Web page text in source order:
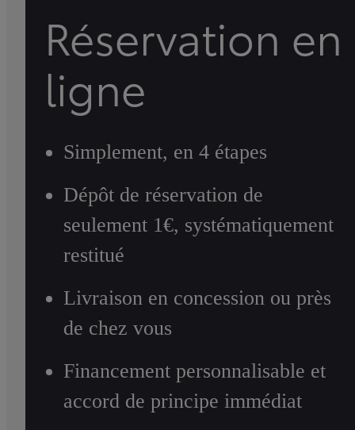
Réservation en
ligne
Simplement, en 4 étapes
Dépôt de réservation de
seulement 1€, systématiquement
restitué
Livraison en concession ou près
de chez vous
Financement personnalisable et
accord de principe immédiat